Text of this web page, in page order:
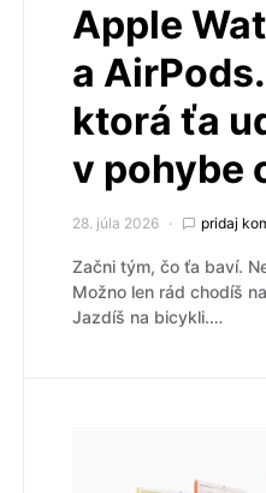
Apple
a
ktorá ťa
v pohybe
28. júla 2026 pridaj
Začni tým, čo ťa baví.
Možno len rád chodíš
Jazdíš na bicykli.…